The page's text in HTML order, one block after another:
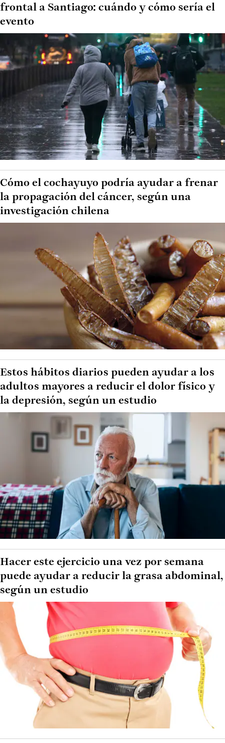
frontal a Santiago: cuándo y cómo sería el
evento
Cómo el cochayuyo podría ayudar a frenar
la propagación del cáncer, según una
investigación chilena
Estos hábitos diarios pueden ayudar a los
adultos mayores a reducir el dolor físico y
la depresión, según un estudio
Hacer este ejercicio una vez por semana
puede ayudar a reducir la grasa abdominal,
según un estudio